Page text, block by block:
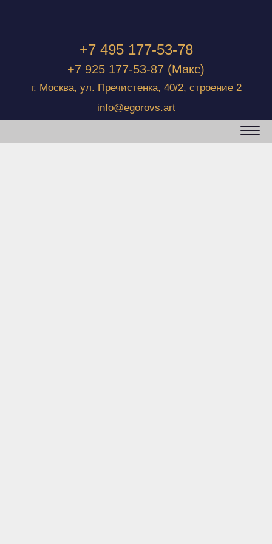
+7 495 177-53-78
+7 925 177-53-87 (Макс)
г. Москва, ул. Пречистенка, 40/2, строение 2
info@egorovs.art